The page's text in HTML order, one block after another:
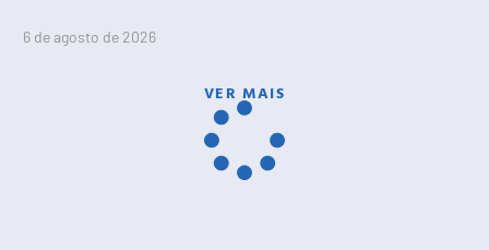
6 de agosto de 2026
VER MAIS